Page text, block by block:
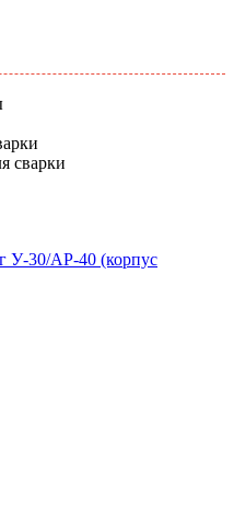
сварки
У-30/АР-40 (корпус